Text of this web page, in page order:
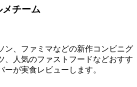
メチーム
ン、ファミマなどの新作コンビニグ
、人気のファストフードなどおすす
が実食レビューします。